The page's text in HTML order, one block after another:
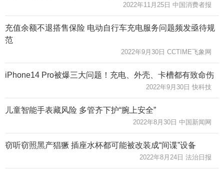
2022年11月25日 中国消费者报
充值余额不退搭售保险 电动自行车充电服务问题频发亟待规
范
2022年9月30日 CCTIME飞象网
iPhone14 Pro被爆三大问题！充电、外壳、卡槽都有致命伤
2022年9月30日 快科技
儿童智能手表藏风险 多管齐下护“腕上安全”
2022年8月30日 中国新闻网
窃听窃照黑产猖獗 插座水杯都可能被改装成“间谍”设备
2022年8月24日 法治日报